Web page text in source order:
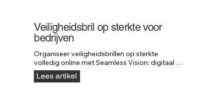
Veiligheidsbril op sterkte voor
bedrijven
Organiseer veiligheidsbrillen op sterkte
volledig online met Seamless Vision: digitaal
meten, virtueel passen en snelle levering.
Lees artikel